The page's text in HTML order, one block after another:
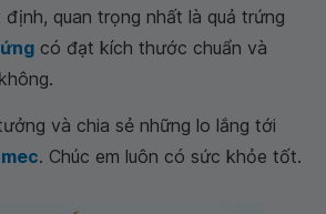
định, quan trọng nhất là quả trứng
có đạt kích thước chuẩn và
và chia sẻ những lo lắng tới
. Chúc em luôn có sức khỏe tốt.